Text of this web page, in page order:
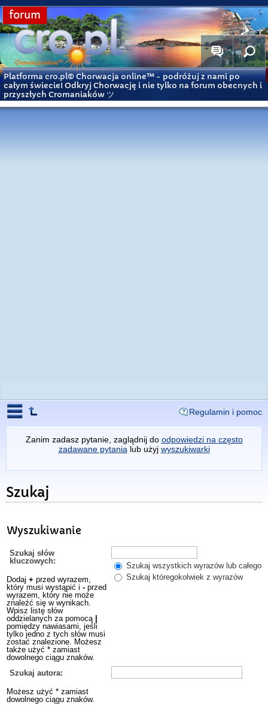
forum
Platforma cro.pl© Chorwacja online™ - podróżuj z nami po
całym świecie! Odkryj Chorwację i nie tylko na forum obecnych i
przyszłych Cromaniaków ツ
Regulamin i pomoc
Zanim zadasz pytanie, zaglądnij do odpowiedzi na często
zadawane pytania lub użyj wyszukiwarki
Szukaj
Wyszukiwanie
Szukaj słów
kluczowych:
Dodaj + przed wyrazem,
który musi wystąpić i - przed
wyrazem, który nie może
znaleźć się w wynikach.
Wpisz listę słów
oddzielanych za pomocą
pomiędzy nawiasami, jeśli
tylko jedno z tych słów musi
zostać znalezione. Możesz
także użyć * zamiast
dowolnego ciągu znaków.
Szukaj wszystkich wyrazów lub całego
Szukaj któregokolwiek z wyrazów
Szukaj autora:
Możesz użyć * zamiast
dowolnego ciągu znaków.